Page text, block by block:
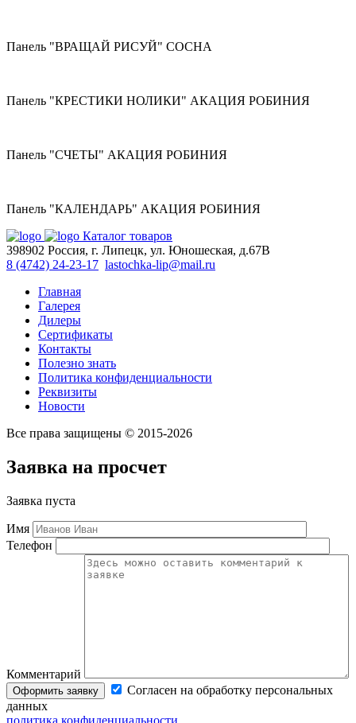
Панель "ВРАЩАЙ РИСУЙ" СОСНА
Панель "КРЕСТИКИ НОЛИКИ" АКАЦИЯ РОБИНИЯ
Панель "СЧЕТЫ" АКАЦИЯ РОБИНИЯ
Панель "КАЛЕНДАРЬ" АКАЦИЯ РОБИНИЯ
Каталог товаров
398902 Россия, г. Липецк, ул. Юношеская, д.67В
8 (4742) 24-23-17 lastochka-lip@mail.ru
Главная
Галерея
Дилеры
Сертификаты
Контакты
Полезно знать
Политика конфиденциальности
Реквизиты
Новости
Все права защищены © 2015-2026
Заявка на просчет
Заявка пуста
Имя
Телефон
Комментарий
Согласен на обработку персональных
данных
политика конфиденциальности